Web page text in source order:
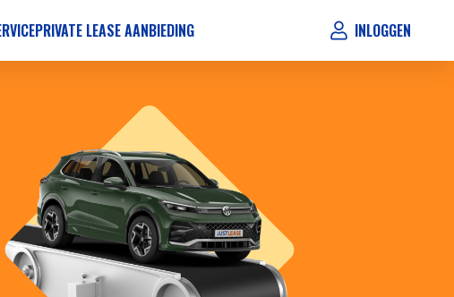
PRIVATE LEASE AANBIEDING INLOGGEN